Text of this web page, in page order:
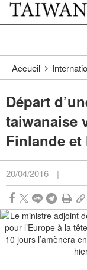
Passer au contenu
:::
Accueil
Départ
taiwanaise
Finlande et
20/04/2016 |